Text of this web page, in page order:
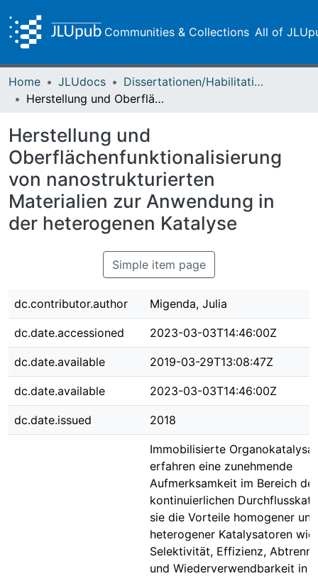
Communities & Collections All of
Home JLUdocs
Dissertationen/Habilitationen
Herstellung und Oberflächenfunktionalisierung von nanostrukturierten Materialien zur Anwendung in der heterogenen Katalyse
Herstellung und
Oberflächenfunktionalisierung
von nanostrukturierten
Materialien zur Anwendung in
der heterogenen Katalyse
Simple item page
dc.contributor.author Migenda, Julia
dc.date.accessioned 2023-03-03T14:46:00Z
dc.date.available 2019-03-29T13:08:47Z
dc.date.available 2023-03-03T14:46:00Z
dc.date.issued 2018
Immobilisierte
erfahren eine zunehmende
Aufmerksamkeit im Bereich der
kontinuierlichen
sie die Vorteile homogener und
heterogener Katalysatoren wie
Selektivität, Effizienz,
und Wiederverwendbarkeit in